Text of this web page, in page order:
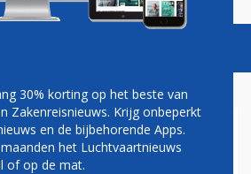
30% korting op het beste van
Zakenreisnieuws. Krijg onbeperkt
en de bijbehorende Apps.
het Luchtvaartnieuws
of op de mat.